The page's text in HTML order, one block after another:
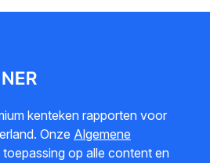
kenteken rapporten voor
Onze Algemene
toepassing op alle content en